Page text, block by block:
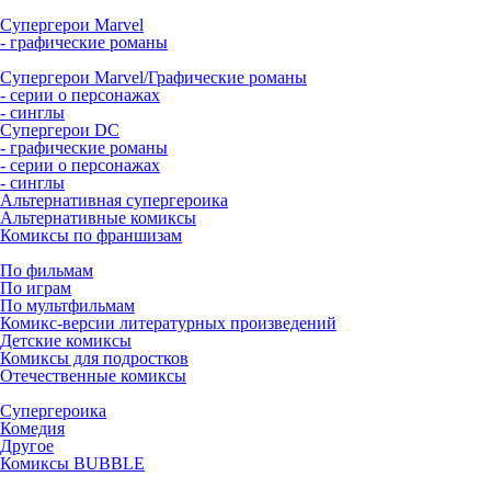
Супергерои Marvel
- графические романы
Супергерои Marvel/Графические романы
- серии о персонажах
- синглы
Супергерои DC
- графические романы
- серии о персонажах
- синглы
Альтернативная супергероика
Альтернативные комиксы
Комиксы по франшизам
По фильмам
По играм
По мультфильмам
Комикс-версии литературных произведений
Детские комиксы
Комиксы для подростков
Отечественные комиксы
Супергероика
Комедия
Другое
Комиксы BUBBLE